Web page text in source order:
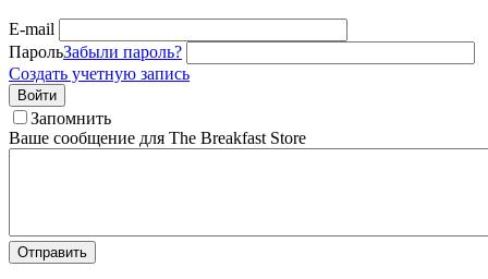
E-mail
ПарольЗабыли пароль?
Создать учетную запись
Войти
Запомнить
Ваше сообщение для The Breakfast Store
Отправить